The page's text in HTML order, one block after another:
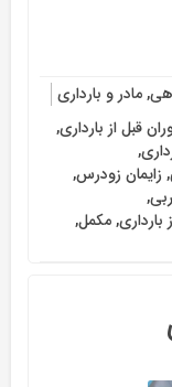
,مادر و بارداری
قبل از بارداری,
,
, زایمان زودرس,
,
,مکمل,